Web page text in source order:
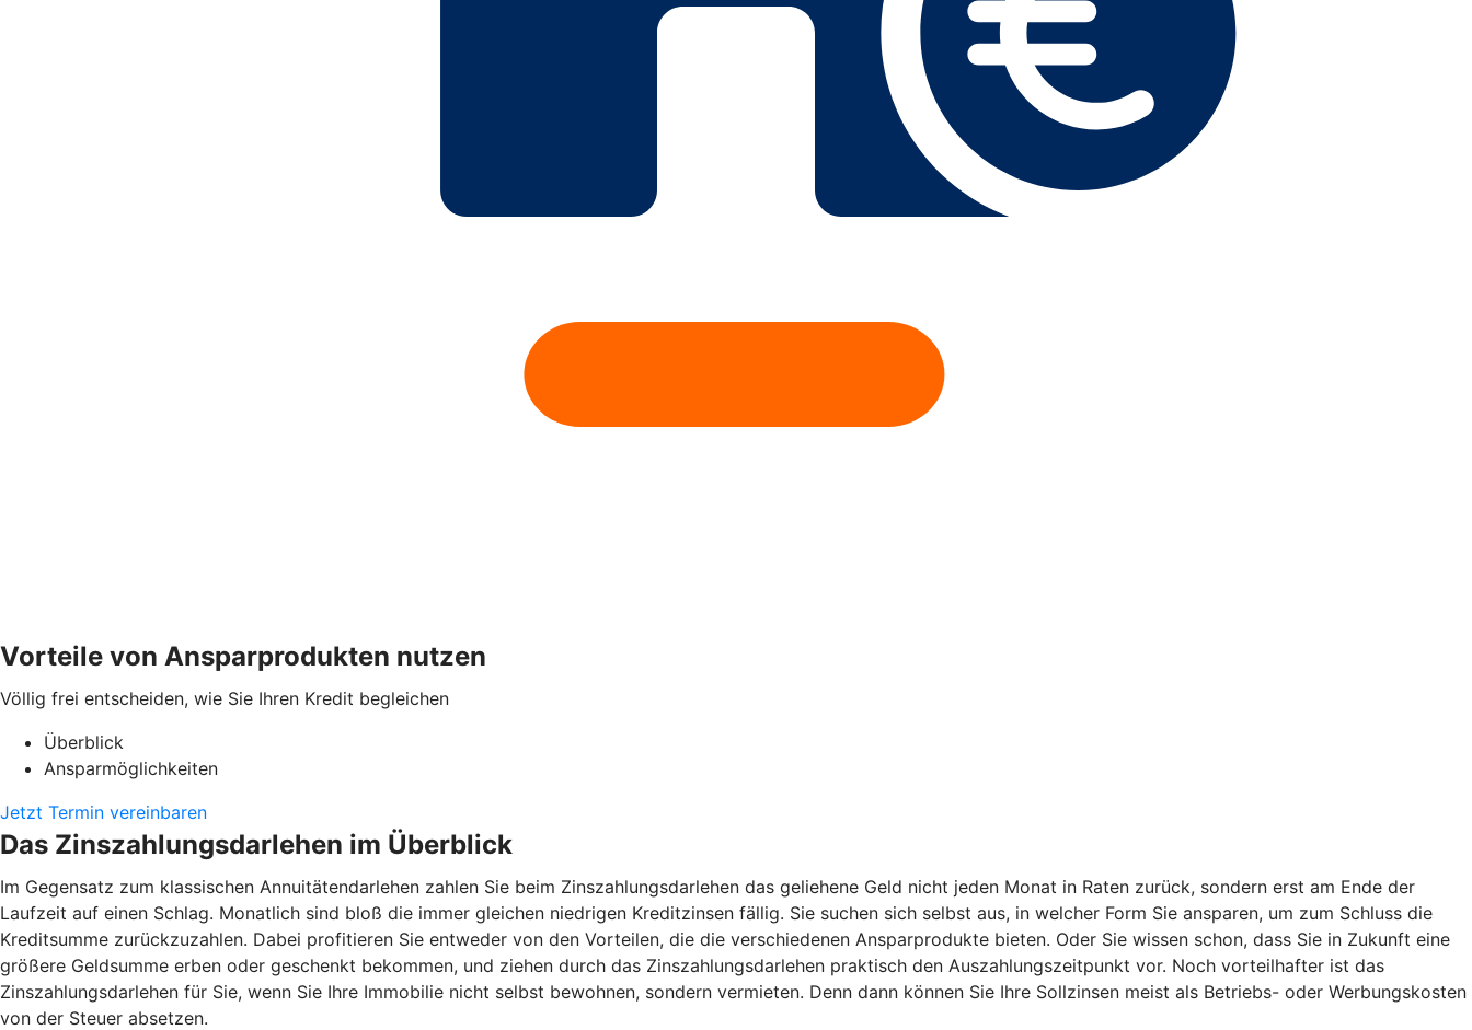
Vorteile von Ansparprodukten nutzen
Völlig frei entscheiden, wie Sie Ihren Kredit begleichen
Überblick
Ansparmöglichkeiten
Jetzt Termin vereinbaren
Das Zinszahlungsdarlehen im Überblick
Im Gegensatz zum klassischen Annuitätendarlehen zahlen Sie beim Zinszahlungsdarlehen das geliehene Geld nicht jeden Monat in Raten zurück, sondern erst am Ende der
Laufzeit auf einen Schlag. Monatlich sind bloß die immer gleichen niedrigen Kreditzinsen fällig. Sie suchen sich selbst aus, in welcher Form Sie ansparen, um zum Schluss die
Kreditsumme zurückzuzahlen. Dabei profitieren Sie entweder von den Vorteilen, die die verschiedenen Ansparprodukte bieten. Oder Sie wissen schon, dass Sie in Zukunft eine
größere Geldsumme erben oder geschenkt bekommen, und ziehen durch das Zinszahlungsdarlehen praktisch den Auszahlungszeitpunkt vor. Noch vorteilhafter ist das
Zinszahlungsdarlehen für Sie, wenn Sie Ihre Immobilie nicht selbst bewohnen, sondern vermieten. Denn dann können Sie Ihre Sollzinsen meist als Betriebs- oder Werbungskosten
von der Steuer absetzen.